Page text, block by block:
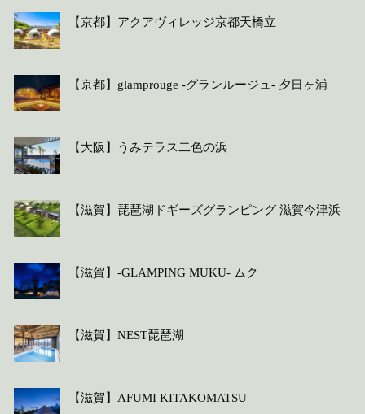
【京都】アクアヴィレッジ京都天橋立
【京都】glamprouge -グランルージュ- 夕日ヶ浦
【大阪】うみテラス二色の浜
【滋賀】琵琶湖ドギーズグランピング 滋賀今津浜
【滋賀】-GLAMPING MUKU- ムク
【滋賀】NEST琵琶湖
【滋賀】AFUMI KITAKOMATSU